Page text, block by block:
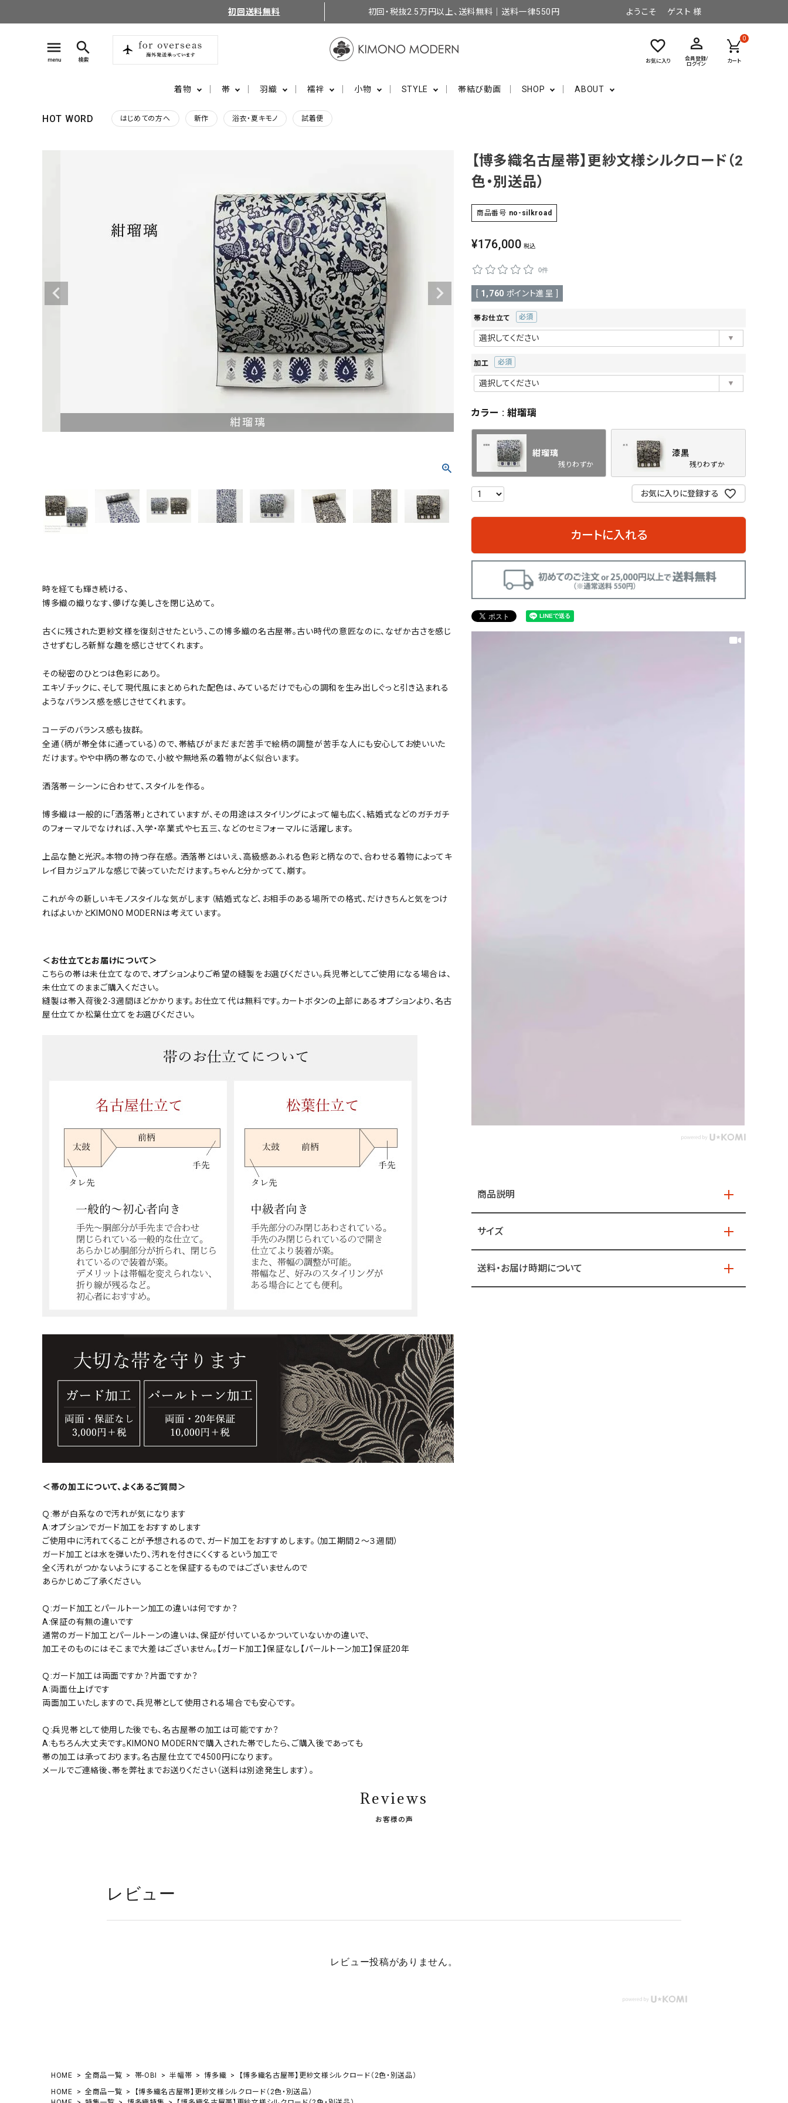
初回送料無料 初回・税抜2.5万円以上、送料無料｜送料一律550円 ようこそ ゲスト 様
menu
menu
search
検索
favorite_border
お気に入り
perm_identity
会員登録/
ログイン
0
カート
着物 帯 羽織 襦袢 小物 STYLE 帯結び動画 SHOP ABOUT
HOT WORD はじめての方へ 新作 浴衣・夏キモノ 試着便
キモノ読ミモノ
SHOPPING GUIDE
INFORMATION
紺瑠璃
時を経ても輝き続ける、
博多織の織りなす、儚げな美しさを閉じ込めて。
古くに残された更紗文様を復刻させたという、この博多織の名古屋帯。古い時代の意匠なのに、なぜか古さを感じ
させずむしろ新鮮な趣を感じさせてくれます。
その秘密のひとつは色彩にあり。
エキゾチックに、そして現代風にまとめられた配色は、みているだけでも心の調和を生み出しぐっと引き込まれる
ようなバランス感を感じさせてくれます。
コーデのバランス感も抜群。
全通（柄が帯全体に通っている）ので、帯結びがまだまだ苦手で絵柄の調整が苦手な人にも安心してお使いいた
だけます。やや中柄の帯なので、小紋や無地系の着物がよく似合います。
洒落帯ーシーンに合わせて、スタイルを作る。
博多織は一般的に「洒落帯」とされていますが、その用途はスタイリングによって幅も広く、結婚式などのガチガチ
のフォーマルでなければ、入学・卒業式や七五三、などのセミフォーマルに活躍します。
上品な艶と光沢。本物の持つ存在感。 洒落帯とはいえ、高級感あふれる色彩と柄なので、合わせる着物によってキ
レイ目カジュアルな感じで装っていただけます。ちゃんと分かってて、崩す。
これが今の新しいキモノスタイルな気がします（結婚式など、お相手のある場所での格式、だけきちんと気をつけ
ればよいかとKIMONO MODERNは考えています。
＜お仕立てとお届けについて＞
こちらの帯は未仕立てなので、オプションよりご希望の縫製をお選びください。兵児帯としてご使用になる場合は、
未仕立てのままご購入ください。
縫製は帯入荷後2-3週間ほどかかります。お仕立て代は無料です。カートボタンの上部にあるオプションより、名古
屋仕立てか松葉仕立てをお選びください。
＜帯の加工について、よくあるご質問＞
Ｑ:帯が白系なので汚れが気になります
A:オプションでガード加工をおすすめします
ご使用中に汚れてくることが予想されるので、ガード加工をおすすめします。（加工期間２～３週間）
ガード加工とは水を弾いたり、汚れを付きにくくするという加工で
全く汚れがつかないようにすることを保証するものではございませんので
あらかじめご了承ください。
Ｑ:ガード加工とパールトーン加工の違いは何ですか？
A:保証の有無の違いです
通常のガード加工とパールトーンの違いは、保証が付いているかついていないかの違いで、
加工そのものにはそこまで大差はございません。【ガード加工】保証なし【パールトーン加工】保証20年
Ｑ:ガード加工は両面ですか？片面ですか？
A:両面仕上げです
両面加工いたしますので、兵児帯として使用される場合でも安心です。
Ｑ:兵児帯として使用した後でも、名古屋帯の加工は可能ですか？
A:もちろん大丈夫です。KIMONO MODERNで購入された帯でしたら、ご購入後であっても
帯の加工は承っております。名古屋仕立てで4500円になります。
メールでご連絡後、帯を弊社までお送りください（送料は別途発生します）。
【博多織名古屋帯】更紗文様シルクロード（2
色・別送品）
商品番号 no-silkroad
¥176,000 税込
0件
1,760 ポイント進呈 ]
帯お仕立て
(必
須)
加工
(必
須)
カラー 紺瑠璃
紺瑠璃
残りわずか
漆黒
残りわずか
お気に入りに登録する
カートに入れる
商品説明
サイズ
送料・お届け時期について
Reviews
お客様の声
レビュー
レビュー投稿がありません。
HOME 全商品一覧 帯-OBI 半幅帯 博多織
【博多織名古屋帯】更紗文様シルクロード（2色・別送品）
HOME
全商品一覧
【博多織名古屋帯】更紗文様シルクロード（2色・別送品）